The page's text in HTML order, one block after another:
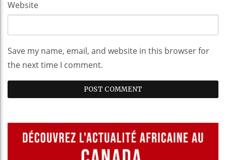
Website
Save my name, email, and website in this browser for
the next time I comment.